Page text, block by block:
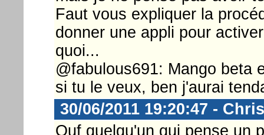
Faut vous expliquer la
donner une appli pour
quoi...
@fabulous691: Mango beta
si tu le veux, ben j'aurai
30/06/2011 19:20:47 -
Ouf quelqu'un qui pense un